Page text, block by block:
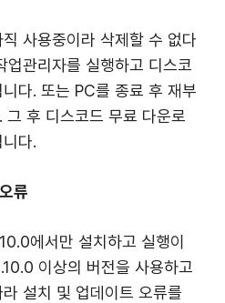
사용중이라 삭제할 수 없다
업관리자를 실행하고 디스코
다. 또는 PC를 종료 후 재부
그 후 디스코드 무료 다운로
다.
류
에서만 설치하고 실행이
이상의 버전을 사용하고
설치 및 업데이트 오류를